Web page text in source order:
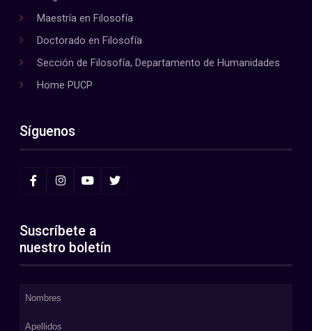
Maestría en Filosofía
Doctorado en Filosofía
Sección de Filosofía, Departamento de Humanidades
Home PUCP
Síguenos
Suscríbete a
nuestro boletín